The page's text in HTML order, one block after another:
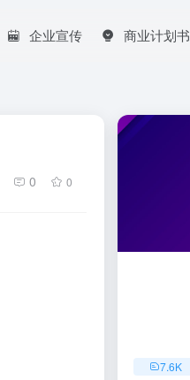
企业宣传 商业计划书
0 0
7.6K